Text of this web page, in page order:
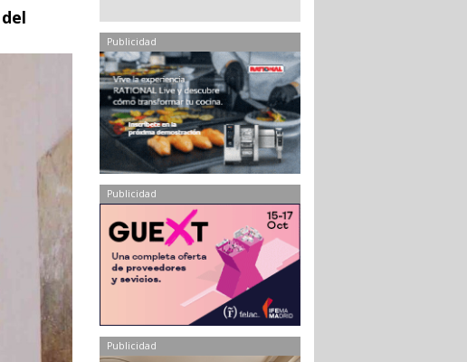
Publicidad
Publicidad
Publicidad